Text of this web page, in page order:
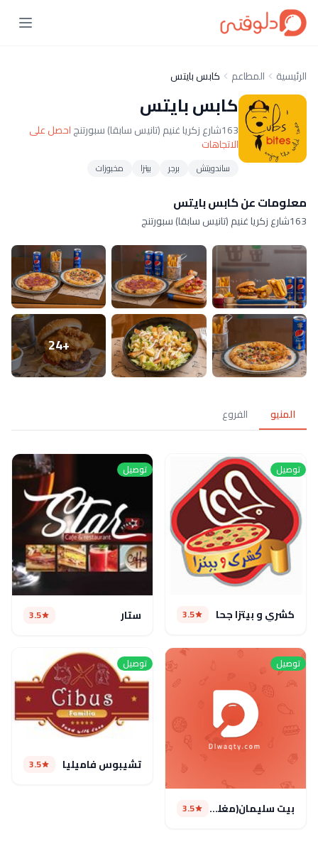
الرئيسية المطاعم كابس بايتس
كابس بايتس
163شارع زكريا غنيم (تانيس سابقا) سبورتنج احصل على
الاتجاهات
ساندويتش برجر بيتزا مخبوزات
معلومات عن كابس بايتس
163شارع زكريا غنيم (تانيس سابقا) سبورتنج
+24
المنيو الفروع
توصيل
كشري و بيتزا جحا 3.5
توصيل
ستار 3.5
توصيل
بيت سليمان(مغلق ) 3.5
توصيل
تشيبوس فاميليا 3.5